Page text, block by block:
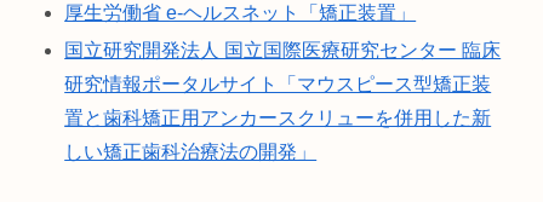
厚生労働省 e-ヘルスネット「矯正装置」
国立研究開発法人 国立国際医療研究センター 臨床
研究情報ポータルサイト「マウスピース型矯正装
置と歯科矯正用アンカースクリューを併用した新
しい矯正歯科治療法の開発」